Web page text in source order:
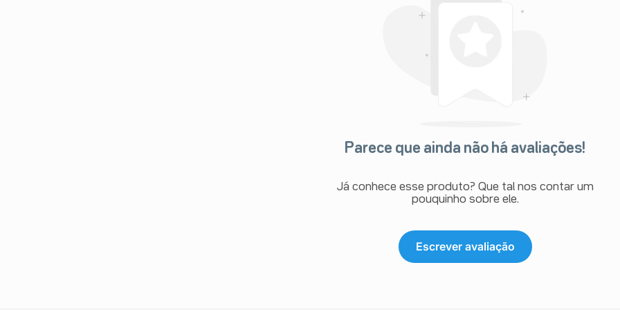
Parece que ainda não há avaliações!
Já conhece esse produto? Que tal nos contar um
pouquinho sobre ele.
Escrever avaliação